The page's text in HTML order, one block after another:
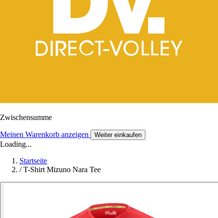
Zwischensumme
Meinen Warenkorb anzeigen Weiter einkaufen
Loading...
Startseite
/ T-Shirt Mizuno Nara Tee